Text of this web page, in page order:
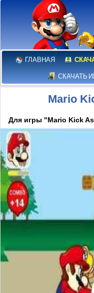
ГЛАВНАЯ
СКАЧАТЬ
Mario
Для игры "Mario Kick